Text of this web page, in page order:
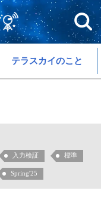
テラスカイのこと
入力検証 標準
Spring'25